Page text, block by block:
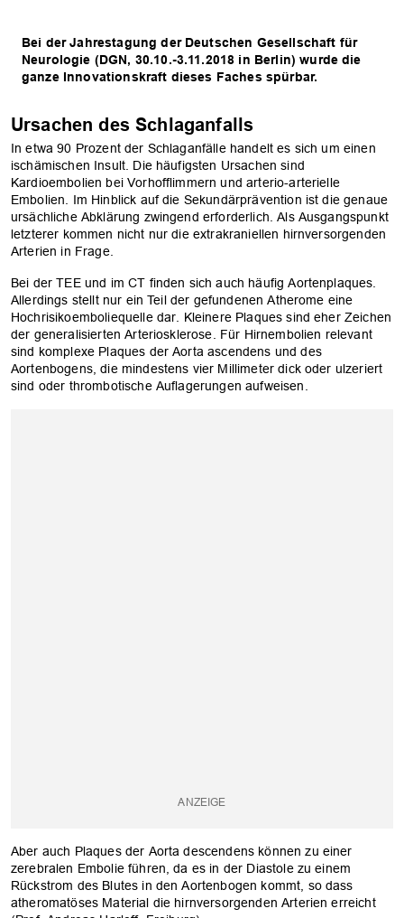
Bei der Jahrestagung der Deutschen Gesellschaft für
Neurologie (DGN, 30.10.-3.11.2018 in Berlin) wurde die
ganze Innovationskraft dieses Faches spürbar.
Ursachen des Schlaganfalls
In etwa 90 Prozent der Schlaganfälle handelt es sich um einen
ischämischen Insult. Die häufigsten Ursachen sind
Kardioembolien bei Vorhofflimmern und arterio-arterielle
Embolien. Im Hinblick auf die Sekundärprävention ist die genaue
ursächliche Abklärung zwingend erforderlich. Als Ausgangspunkt
letzterer kommen nicht nur die extrakraniellen hirnversorgenden
Arterien in Frage.
Bei der TEE und im CT finden sich auch häufig Aortenplaques.
Allerdings stellt nur ein Teil der gefundenen Atherome eine
Hochrisikoemboliequelle dar. Kleinere Plaques sind eher Zeichen
der generalisierten Arteriosklerose. Für Hirnembolien relevant
sind komplexe Plaques der Aorta ascendens und des
Aortenbogens, die mindestens vier Millimeter dick oder ulzeriert
sind oder thrombotische Auflagerungen aufweisen.
Aber auch Plaques der Aorta descendens können zu einer
zerebralen Embolie führen, da es in der Diastole zu einem
Rückstrom des Blutes in den Aortenbogen kommt, so dass
atheromatöses Material die hirnversorgenden Arterien erreicht